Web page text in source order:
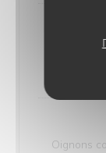
Oignons